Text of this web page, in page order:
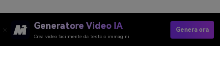
Generatore Video IA
Crea video facilmente da testo o immagini
Genera ora